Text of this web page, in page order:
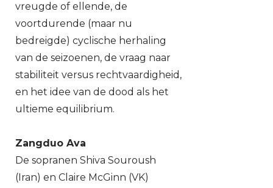
vreugde of ellende, de
voortdurende (maar nu
bedreigde) cyclische herhaling
van de seizoenen, de vraag naar
stabiliteit versus rechtvaardigheid,
en het idee van de dood als het
ultieme equilibrium.
Zangduo Ava
De sopranen Shiva Souroush
(Iran) en Claire McGinn (VK)